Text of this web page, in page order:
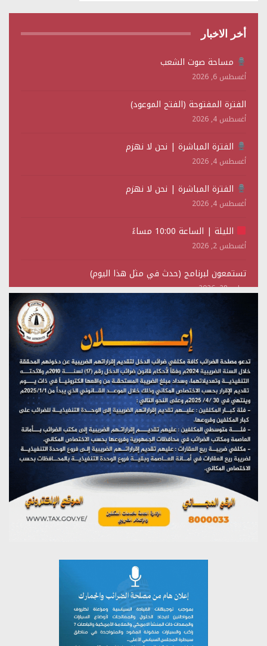
أخر الاخبار
مساحة صوت الشعب
أغسطس 6, 2026
الفترة المفتوحة (الفتح الموعود)
أغسطس 4, 2026
الفترة المباشرة | نحن لا نهزم
أغسطس 4, 2026
الفترة المباشرة | نحن لا نهزم
أغسطس 4, 2026
الليلة | الساعة 10:00 مساءً
أغسطس 2, 2026
تستمعون لبرنامج (حدث في مثل هذا اليوم)
يوليو 28, 2026
(نحن لا نهزم) بث مباشر
تستمعون لبرنامج (هندسة الوهم)
يوليو 28, 2026
مؤتمر صحفي لمركز عين الإنسانية حول جرائم تحالف العدوان
على اليمن
يوليو 27, 2026
تستمعون لبرنامج (مع السيد القائد)
يوليو 26, 2026